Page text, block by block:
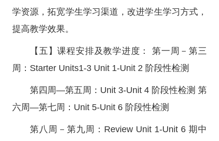
学资源，拓宽学生学习渠道，改进学生学习方式，
提高教学效果。
【五】课程安排及教学进度： 第一周－第三
周：Starter Units1-3 Unit 1-Unit 2 阶段性检测
第四周—第五周：Unit 3-Unit 4 阶段性检测 第
六周—第七周：Unit 5-Unit 6 阶段性检测
第八周－第九周：Review Unit 1-Unit 6 期中